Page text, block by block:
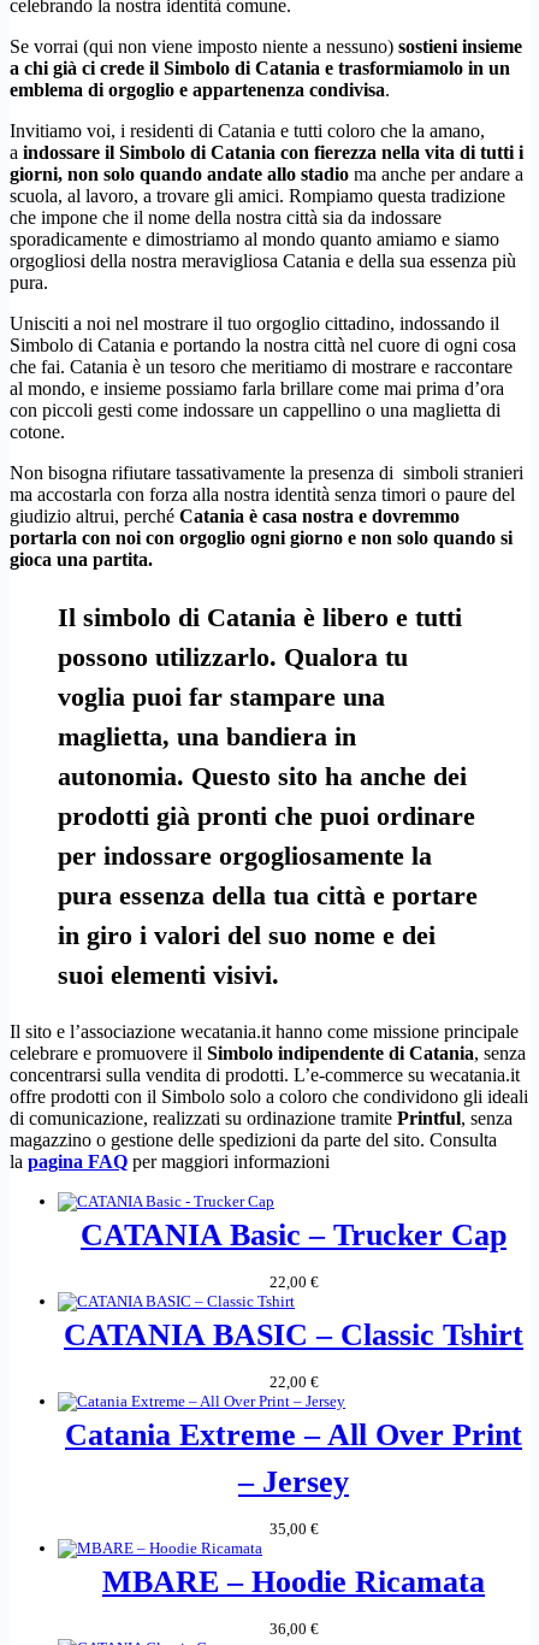
celebrando la nostra identità comune.
Se vorrai (qui non viene imposto niente a nessuno) sostieni insieme
a chi già ci crede il Simbolo di Catania e trasformiamolo in un
emblema di orgoglio e appartenenza condivisa.
Invitiamo voi, i residenti di Catania e tutti coloro che la amano,
a indossare il Simbolo di Catania con fierezza nella vita di tutti i
giorni, non solo quando andate allo stadio ma anche per andare a
scuola, al lavoro, a trovare gli amici. Rompiamo questa tradizione
che impone che il nome della nostra città sia da indossare
sporadicamente e dimostriamo al mondo quanto amiamo e siamo
orgogliosi della nostra meravigliosa Catania e della sua essenza più
pura.
Unisciti a noi nel mostrare il tuo orgoglio cittadino, indossando il
Simbolo di Catania e portando la nostra città nel cuore di ogni cosa
che fai. Catania è un tesoro che meritiamo di mostrare e raccontare
al mondo, e insieme possiamo farla brillare come mai prima d’ora
con piccoli gesti come indossare un cappellino o una maglietta di
cotone.
Non bisogna rifiutare tassativamente la presenza di simboli stranieri
ma accostarla con forza alla nostra identità senza timori o paure del
giudizio altrui, perché Catania è casa nostra e dovremmo
portarla con noi con orgoglio ogni giorno e non solo quando si
gioca una partita.
Il simbolo di Catania è libero e tutti
possono utilizzarlo. Qualora tu
voglia puoi far stampare una
maglietta, una bandiera in
autonomia. Questo sito ha anche dei
prodotti già pronti che puoi ordinare
per indossare orgogliosamente la
pura essenza della tua città e portare
in giro i valori del suo nome e dei
suoi elementi visivi.
Il sito e l’associazione wecatania.it hanno come missione principale
celebrare e promuovere il Simbolo indipendente di Catania, senza
concentrarsi sulla vendita di prodotti. L’e-commerce su wecatania.it
offre prodotti con il Simbolo solo a coloro che condividono gli ideali
di comunicazione, realizzati su ordinazione tramite Printful, senza
magazzino o gestione delle spedizioni da parte del sito. Consulta
la pagina FAQ per maggiori informazioni
CATANIA Basic – Trucker Cap
22,00 €
CATANIA BASIC – Classic Tshirt
22,00 €
Catania Extreme – All Over Print
– Jersey
35,00 €
MBARE – Hoodie Ricamata
36,00 €